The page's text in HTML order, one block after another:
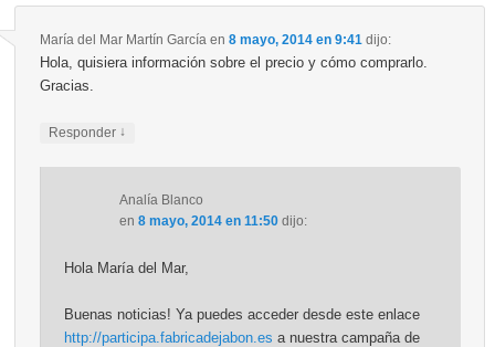
María del Mar Martín Garcíaen 8 mayo, 2014 en 9:41 dijo:
Hola, quisiera información sobre el precio y cómo comprarlo.
Gracias.
Responder ↓
Analía Blanco
en 8 mayo, 2014 en 11:50 dijo:
Hola María del Mar,
Buenas noticias! Ya puedes acceder desde este enlace
http://participa.fabricadejabon.es a nuestra campaña de